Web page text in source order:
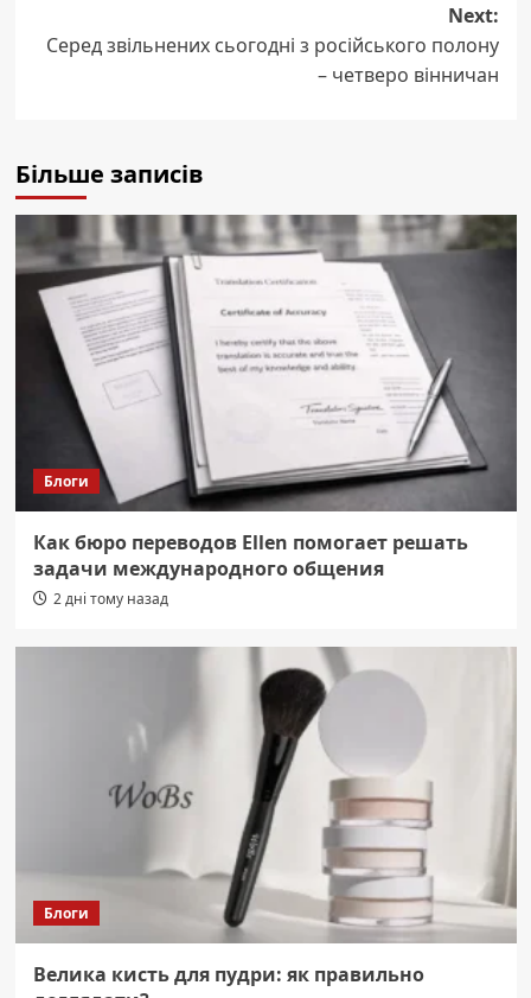
Next:
Серед звільнених сьогодні з російського полону
– четверо вінничан
Більше записів
Блоги
Как бюро переводов Ellen помогает решать
задачи международного общения
2 дні тому назад
Блоги
Велика кисть для пудри: як правильно